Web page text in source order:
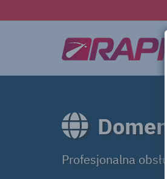
Profesjonalna